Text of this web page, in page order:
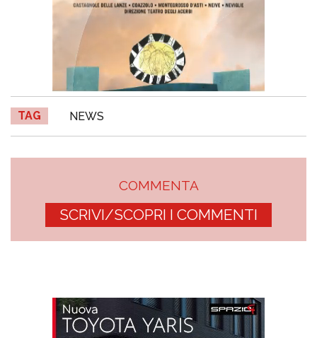
TAG NEWS
COMMENTA
SCRIVI/SCOPRI I COMMENTI